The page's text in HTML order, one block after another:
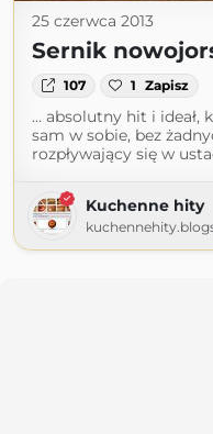
25 czerwca 2013
Sernik
107 1 Zapisz
… absolutny hit i ideał,
sam w sobie, bez
rozpływający się w
Kuchenne hity